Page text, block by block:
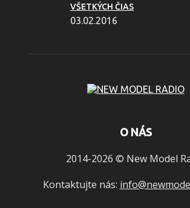
VŠETKÝCH ČIAS
03.02.2016
O NÁS
2014-2026 © New Model
Kontaktujte nás: